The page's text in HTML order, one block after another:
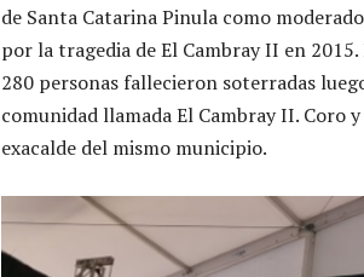
de Santa Catarina Pinula como
por la tragedia de El Cambray II en
280 personas fallecieron soterradas
comunidad llamada El Cambray II. Coro
exacalde del mismo municipio.